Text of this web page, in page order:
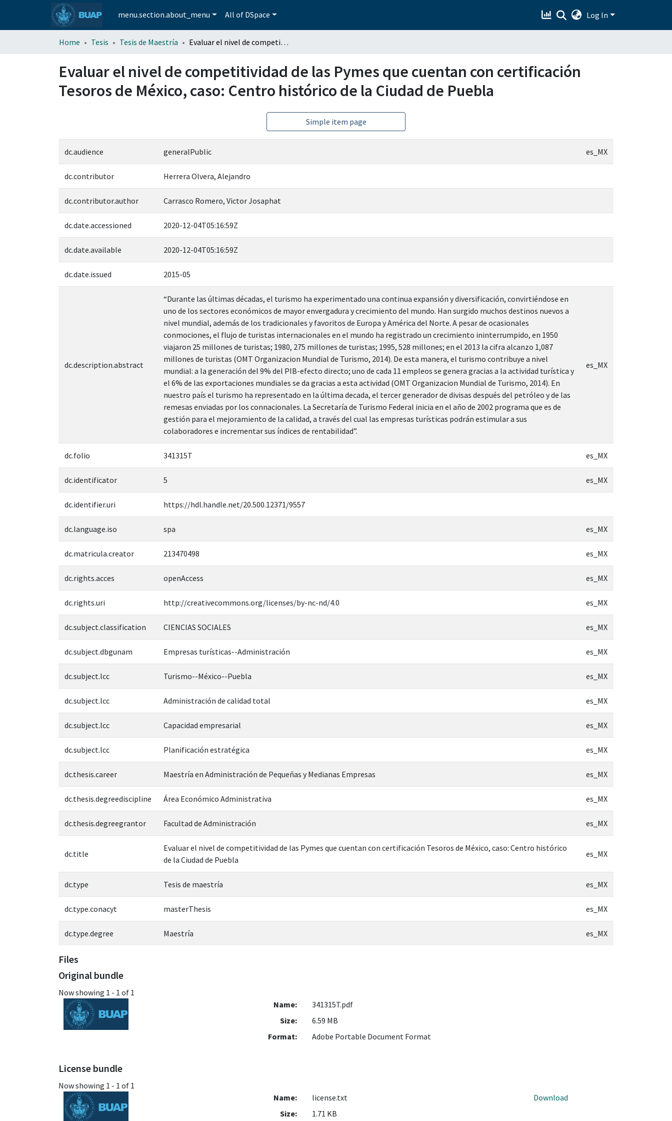
menu.section.about_menu All of DSpace Log In
Home Tesis Tesis de Maestría Evaluar el nivel de competitividad de las Pymes que cuentan con certificación Tesoros de México, caso: Centro histórico de la Ciudad de Puebla
Evaluar el nivel de competitividad de las Pymes que cuentan con certificación
Tesoros de México, caso: Centro histórico de la Ciudad de Puebla
Simple item page
dc.audience generalPublic es_MX
dc.contributor Herrera Olvera, Alejandro
dc.contributor.author Carrasco Romero, Victor Josaphat
dc.date.accessioned 2020-12-04T05:16:59Z
dc.date.available 2020-12-04T05:16:59Z
dc.date.issued 2015-05
dc.description.abstract
“Durante las últimas décadas, el turismo ha experimentado una continua expansión y diversificación, convirtiéndose en
uno de los sectores económicos de mayor envergadura y crecimiento del mundo. Han surgido muchos destinos nuevos a
nivel mundial, además de los tradicionales y favoritos de Europa y América del Norte. A pesar de ocasionales
conmociones, el flujo de turistas internacionales en el mundo ha registrado un crecimiento ininterrumpido, en 1950
viajaron 25 millones de turistas; 1980, 275 millones de turistas; 1995, 528 millones; en el 2013 la cifra alcanzo 1,087
millones de turistas (OMT Organizacion Mundial de Turismo, 2014). De esta manera, el turismo contribuye a nivel
mundial: a la generación del 9% del PIB-efecto directo; uno de cada 11 empleos se genera gracias a la actividad turística y
el 6% de las exportaciones mundiales se da gracias a esta actividad (OMT Organizacion Mundial de Turismo, 2014). En
nuestro país el turismo ha representado en la última decada, el tercer generador de divisas después del petróleo y de las
remesas enviadas por los connacionales. La Secretaría de Turismo Federal inicia en el año de 2002 programa que es de
gestión para el mejoramiento de la calidad, a través del cual las empresas turísticas podrán estimular a sus
colaboradores e incrementar sus índices de rentabilidad”.
es_MX
dc.folio 341315T es_MX
dc.identificator 5 es_MX
dc.identifier.uri https://hdl.handle.net/20.500.12371/9557
dc.language.iso spa es_MX
dc.matricula.creator 213470498 es_MX
dc.rights.acces openAccess es_MX
dc.rights.uri http://creativecommons.org/licenses/by-nc-nd/4.0 es_MX
dc.subject.classification CIENCIAS SOCIALES es_MX
dc.subject.dbgunam Empresas turísticas--Administración es_MX
dc.subject.lcc Turismo--México--Puebla es_MX
dc.subject.lcc Administración de calidad total es_MX
dc.subject.lcc Capacidad empresarial es_MX
dc.subject.lcc Planificación estratégica es_MX
dc.thesis.career Maestría en Administración de Pequeñas y Medianas Empresas es_MX
dc.thesis.degreediscipline Área Económico Administrativa es_MX
dc.thesis.degreegrantor Facultad de Administración es_MX
dc.title
Evaluar el nivel de competitividad de las Pymes que cuentan con certificación Tesoros de México, caso: Centro histórico
de la Ciudad de Puebla
es_MX
dc.type Tesis de maestría es_MX
dc.type.conacyt masterThesis es_MX
dc.type.degree Maestría es_MX
Files
Original bundle
Now showing 1 - 1 of 1
Name:
341315T.pdf
Size:
6.59 MB
Format:
Adobe Portable Document Format
License bundle
Now showing 1 - 1 of 1
Name:
license.txt
Size:
1.71 KB
Download